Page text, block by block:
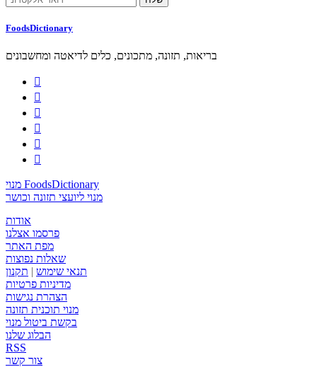
FoodsDictionary
בריאות, תזונה, מתכונים, כלים לדיאטה ומחשבונים






מנוי FoodsDictionary
מנוי ליועצי תזונה וכושר
אודות
פרסמו אצלנו
מפת האתר
שאלות נפוצות
תנאי שימוש | תקנון
מדיניות פרטיות
הצהרת נגישות
מנוי תוכנית תזונה
בקשת ביטול מנוי
הבלוג שלנו
RSS
צור קשר